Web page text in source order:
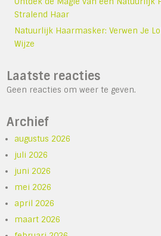
Stralend Haar
Natuurlijk Haarmasker: Verwen Je
Wijze
Laatste reacties
Geen reacties om weer te geven.
Archief
augustus 2026
juli 2026
juni 2026
mei 2026
april 2026
maart 2026